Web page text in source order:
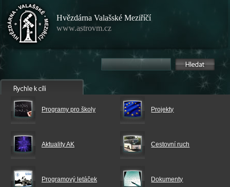
Hvězdárna Valašské Meziříčí
www.astrovm.cz
Programy pro školy Projekty
Aktuality AK Cestovní ruch
Programový letáček Dokumenty